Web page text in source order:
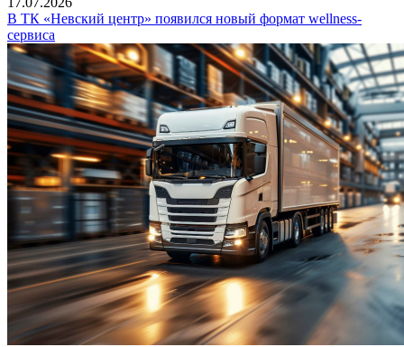
В ТК «Невский центр» появился новый формат wellness-
сервиса